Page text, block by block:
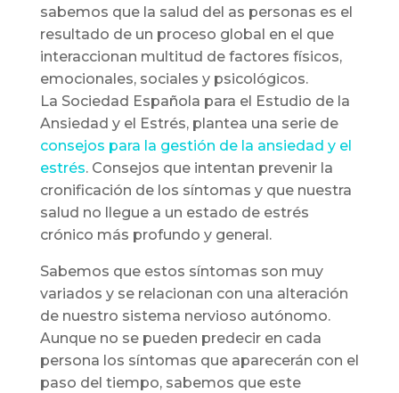
sabemos que la salud del as personas es el
resultado de un proceso global en el que
interaccionan multitud de factores físicos,
emocionales, sociales y psicológicos.
La Sociedad Española para el Estudio de la
Ansiedad y el Estrés, plantea una serie de
consejos para la gestión de la ansiedad y el
estrés. Consejos que intentan prevenir la
cronificación de los síntomas y que nuestra
salud no llegue a un estado de estrés
crónico más profundo y general.
Sabemos que estos síntomas son muy
variados y se relacionan con una alteración
de nuestro sistema nervioso autónomo.
Aunque no se pueden predecir en cada
persona los síntomas que aparecerán con el
paso del tiempo, sabemos que este